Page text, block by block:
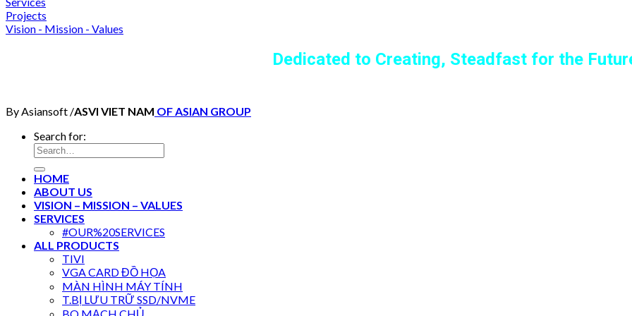
Projects
Vision - Mission - Values
Dedicated to Creating, Steadfast for the
By Asiansoft /ASVI VIET NAM OF ASIAN GROUP
Search for:
HOME
ABOUT US
VISION – MISSION – VALUES
SERVICES
#OUR%20SERVICES
ALL PRODUCTS
TIVI
VGA CARD ĐỒ HỌA
MÀN HÌNH MÁY TÍNH
T.BỊ LƯU TRỮ SSD/NVME
BO MẠCH CHỦ